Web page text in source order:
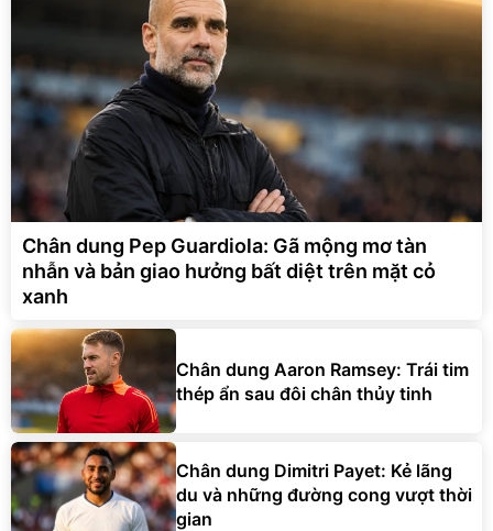
Chân dung Pep Guardiola: Gã mộng mơ tàn
nhẫn và bản giao hưởng bất diệt trên mặt cỏ
xanh
Chân dung Aaron Ramsey: Trái tim
thép ẩn sau đôi chân thủy tinh
Chân dung Dimitri Payet: Kẻ lãng
du và những đường cong vượt thời
gian